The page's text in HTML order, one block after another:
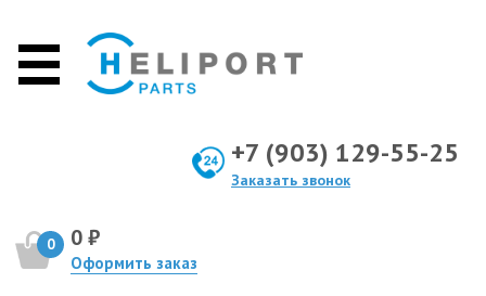
+7 (903) 129-55-25
Заказать звонок
0 0 ₽
Оформить заказ